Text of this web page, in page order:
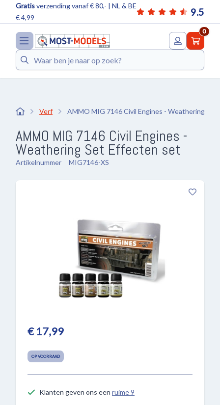
9.5
Gratisverzending vanaf € 80,- | NL & BE
€ 4,99
0
Zoeken
Verf AMMO MIG 7146 Civil Engines - Weathering Set
AMMO MIG 7146 Civil Engines -
Weathering Set Effecten set
Artikelnummer MIG7146-XS
€ 17,99
OP VOORRAAD
Klanten geven ons een ruime 9